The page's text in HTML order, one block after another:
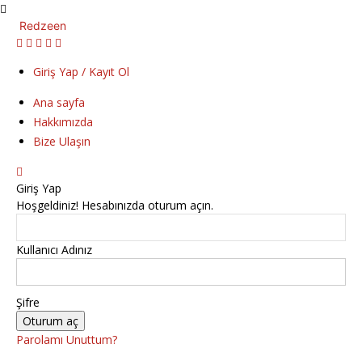
Redzeen
Giriş Yap / Kayıt Ol
Ana sayfa
Hakkımızda
Bize Ulaşın
Giriş Yap
Hoşgeldiniz! Hesabınızda oturum açın.
Kullanıcı Adınız
Şifre
Parolamı Unuttum?